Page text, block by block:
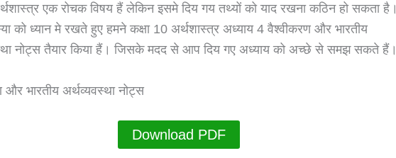
एक रोचक विषय हैं लेकिन इसमे दिय गय तथ्यों को याद रखना कठिन हो सकता है।
को ध्यान मे रखते हुए हमने कक्षा 10 अर्थशास्त्र अध्याय 4 वैश्वीकरण और भारतीय
नोट्स तैयार किया हैं। जिसके मदद से आप दिय गए अध्याय को अच्छे से समझ सकते हैं।
और भारतीय अर्थव्यवस्था नोट्स
Download PDF